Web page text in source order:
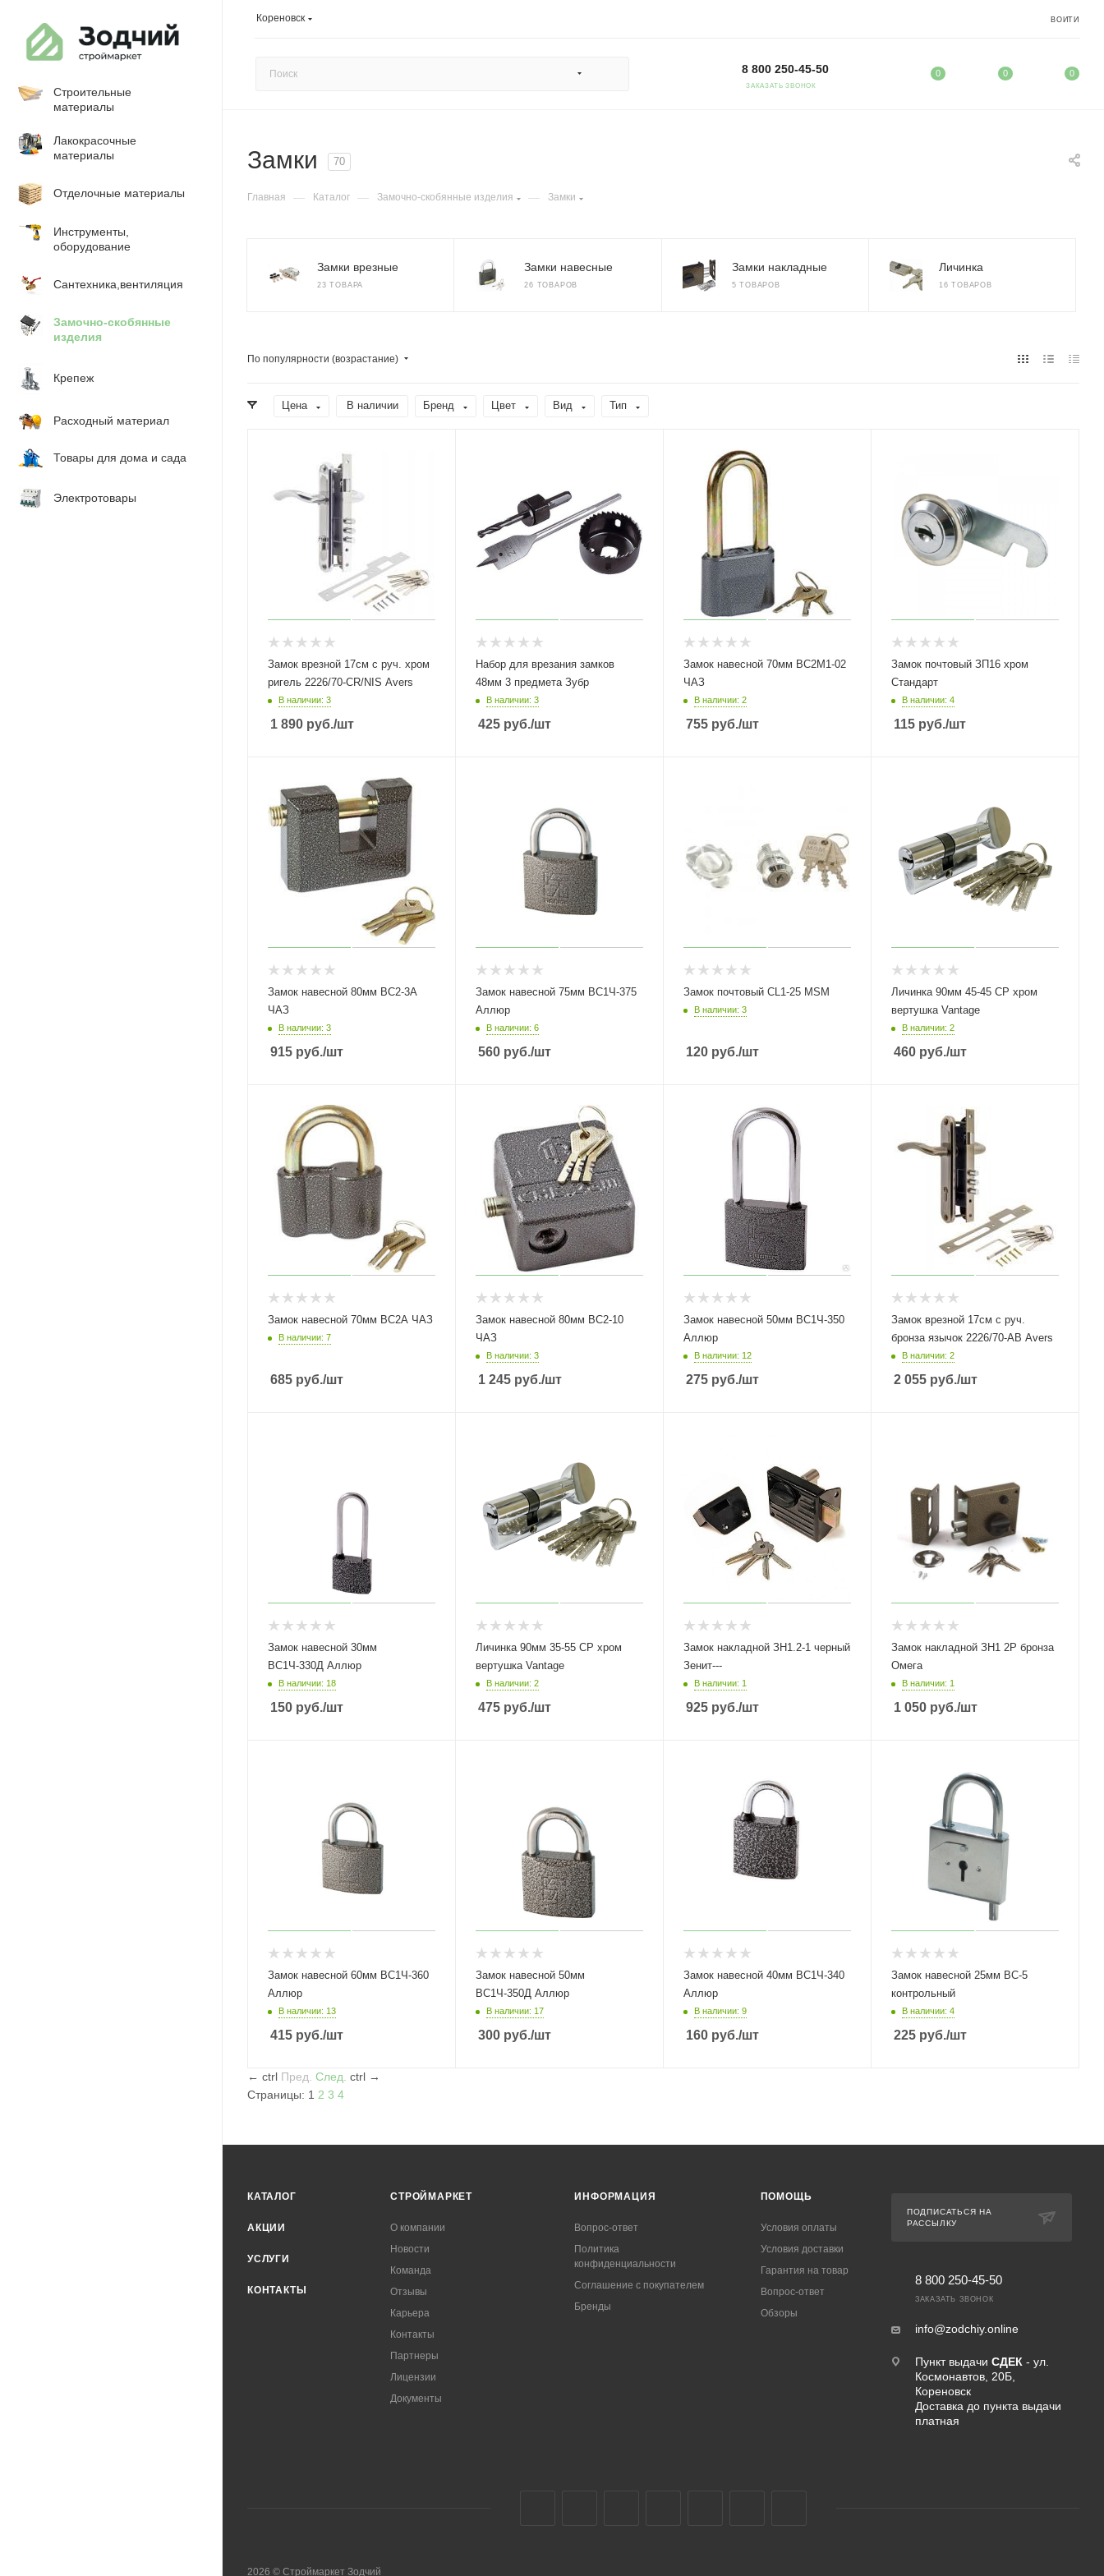
Кореновск ВОЙТИ
8 800 250-45-50
ЗАКАЗАТЬ ЗВОНОК
0 0 0
Строительные
материалы
Лакокрасочные
материалы
Отделочные материалы
Инструменты,
оборудование
Сантехника,вентиляция
Замочно-скобянные
изделия
Крепеж
Расходный материал
Товары для дома и сада
Электротовары
Замки 70
Главная — Каталог — Замочно-скобянные изделия — Замки
Замки врезные
23 ТОВАРА
Замки навесные
26 ТОВАРОВ
Замки накладные
5 ТОВАРОВ
Личинка
16 ТОВАРОВ
По популярности (возрастание)
Цена В наличии Бренд Цвет Вид Тип
Замок врезной 17см с руч. хром
ригель 2226/70-CR/NIS Avers
В наличии: 3
1 890 руб./шт
Набор для врезания замков
48мм 3 предмета Зубр
В наличии: 3
425 руб./шт
Замок навесной 70мм ВС2М1-02
ЧАЗ
В наличии: 2
755 руб./шт
Замок почтовый ЗП16 хром
Стандарт
В наличии: 4
115 руб./шт
Замок навесной 80мм ВС2-3А
ЧАЗ
В наличии: 3
915 руб./шт
Замок навесной 75мм ВС1Ч-375
Аллюр
В наличии: 6
560 руб./шт
Замок почтовый CL1-25 MSM
В наличии: 3
120 руб./шт
Личинка 90мм 45-45 СР хром
вертушка Vantage
В наличии: 2
460 руб./шт
Замок навесной 70мм ВС2А ЧАЗ
В наличии: 7
685 руб./шт
Замок навесной 80мм ВС2-10
ЧАЗ
В наличии: 3
1 245 руб./шт
Замок навесной 50мм ВС1Ч-350
Аллюр
В наличии: 12
275 руб./шт
Замок врезной 17см с руч.
бронза язычок 2226/70-АВ Avers
В наличии: 2
2 055 руб./шт
Замок навесной 30мм
ВС1Ч-330Д Аллюр
В наличии: 18
150 руб./шт
Личинка 90мм 35-55 СР хром
вертушка Vantage
В наличии: 2
475 руб./шт
Замок накладной ЗН1.2-1 черный
Зенит---
В наличии: 1
925 руб./шт
Замок накладной ЗН1 2Р бронза
Омега
В наличии: 1
1 050 руб./шт
Замок навесной 60мм ВС1Ч-360
Аллюр
В наличии: 13
415 руб./шт
Замок навесной 50мм
ВС1Ч-350Д Аллюр
В наличии: 17
300 руб./шт
Замок навесной 40мм ВС1Ч-340
Аллюр
В наличии: 9
160 руб./шт
Замок навесной 25мм ВС-5
контрольный
В наличии: 4
225 руб./шт
← ctrl Пред. След. ctrl →
Страницы: 1 2 3 4
КАТАЛОГ
АКЦИИ
УСЛУГИ
КОНТАКТЫ
СТРОЙМАРКЕТ
О компании
Новости
Команда
Отзывы
Карьера
Контакты
Партнеры
Лицензии
Документы
ИНФОРМАЦИЯ
Вопрос-ответ
Политика
конфиденциальности
Соглашение с покупателем
Бренды
ПОМОЩЬ
Условия оплаты
Условия доставки
Гарантия на товар
Вопрос-ответ
Обзоры
ПОДПИСАТЬСЯ НА
РАССЫЛКУ
8 800 250-45-50
ЗАКАЗАТЬ ЗВОНОК
info@zodchiy.online
Пункт выдачи СДЕК - ул.
Космонавтов, 20Б,
Кореновск
Доставка до пункта выдачи
платная
2026 © Строймаркет Зодчий